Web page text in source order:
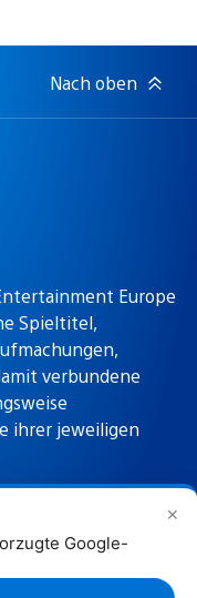
✕
Google-
Nach oben
Europe
Spieltitel,
verbundene
ihrer jeweiligen